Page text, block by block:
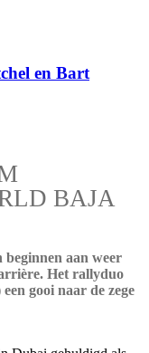
en Bart
BAJA
aan weer
Het rallyduo
gooi naar de zege